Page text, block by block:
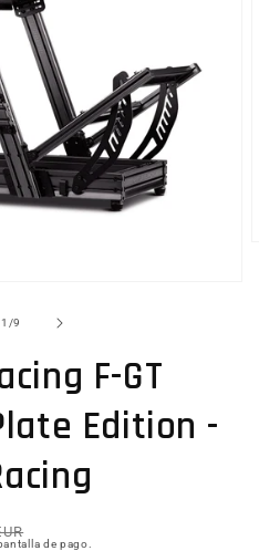
1 /de
9
F-GT
Edition -
de pago.